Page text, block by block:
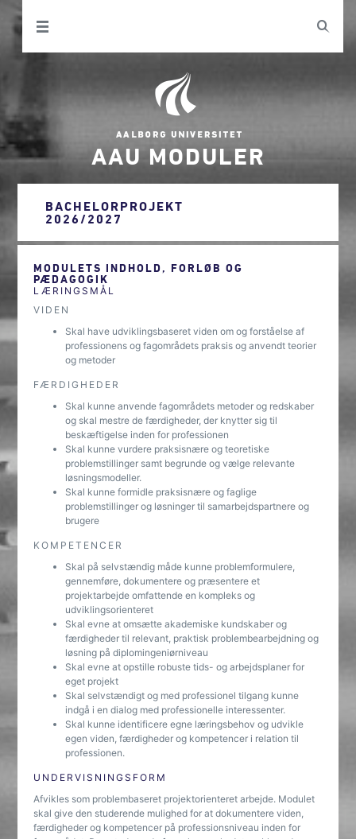
AAU MODULER
BACHELORPROJEKT
2026/2027
MODULETS INDHOLD, FORLØB OG
PÆDAGOGIK
LÆRINGSMÅL
VIDEN
Skal have udviklingsbaseret viden om og forståelse af
professionens og fagområdets praksis og anvendt teorier
og metoder
FÆRDIGHEDER
Skal kunne anvende fagområdets metoder og redskaber
og skal mestre de færdigheder, der knytter sig til
beskæftigelse inden for professionen
Skal kunne vurdere praksisnære og teoretiske
problemstillinger samt begrunde og vælge relevante
løsningsmodeller.
Skal kunne formidle praksisnære og faglige
problemstillinger og løsninger til samarbejdspartnere og
brugere
KOMPETENCER
Skal på selvstændig måde kunne problemformulere,
gennemføre, dokumentere og præsentere et
projektarbejde omfattende en kompleks og
udviklingsorienteret
Skal evne at omsætte akademiske kundskaber og
færdigheder til relevant, praktisk problembearbejdning og
løsning på diplomingeniørniveau
Skal evne at opstille robuste tids- og arbejdsplaner for
eget projekt
Skal selvstændigt og med professionel tilgang kunne
indgå i en dialog med professionelle interessenter.
Skal kunne identificere egne læringsbehov og udvikle
egen viden, færdigheder og kompetencer i relation til
professionen.
UNDERVISNINGSFORM
Afvikles som problembaseret projektorienteret arbejde. Modulet
skal give den studerende mulighed for at dokumentere viden,
færdigheder og kompetencer på professionsniveau inden for